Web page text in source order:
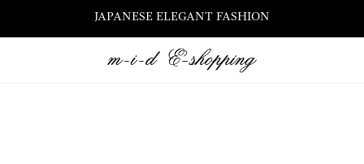
JAPANESE ELEGANT FASHION